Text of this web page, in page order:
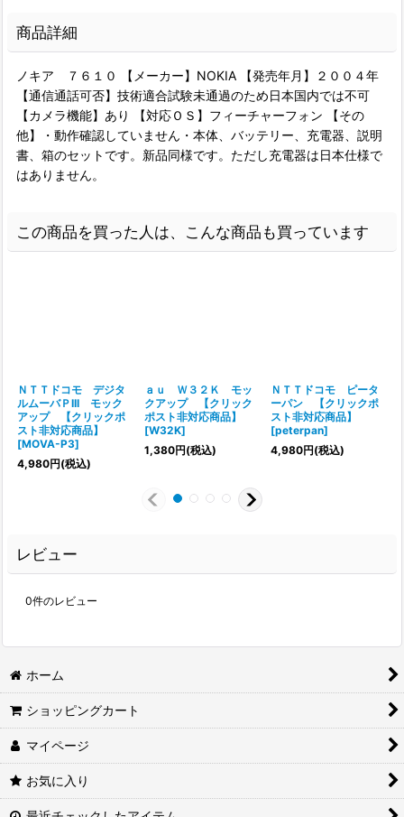
商品詳細
ノキア ７６１０ 【メーカー】NOKIA 【発売年月】２００４年
【通信通話可否】技術適合試験未通過のため日本国内では不可
【カメラ機能】あり 【対応ＯＳ】フィーチャーフォン 【その
他】・動作確認していません・本体、バッテリー、充電器、説明
書、箱のセットです。新品同様です。ただし充電器は日本仕様で
はありません。
この商品を買った人は、こんな商品も買っています
ＮＴＴドコモ デジタ
ルムーバＰIII モック
アップ 【クリックポ
スト非対応商品】
[MOVA-P3]
4,980円(税込)
ａｕ Ｗ３２Ｋ モッ
クアップ 【クリック
ポスト非対応商品】
[W32K]
1,380円(税込)
ＮＴＴドコモ ピータ
ーパン 【クリックポ
スト非対応商品】
[peterpan]
4,980円(税込)
レビュー
0件のレビュー
ホーム
ショッピングカート
マイページ
お気に入り